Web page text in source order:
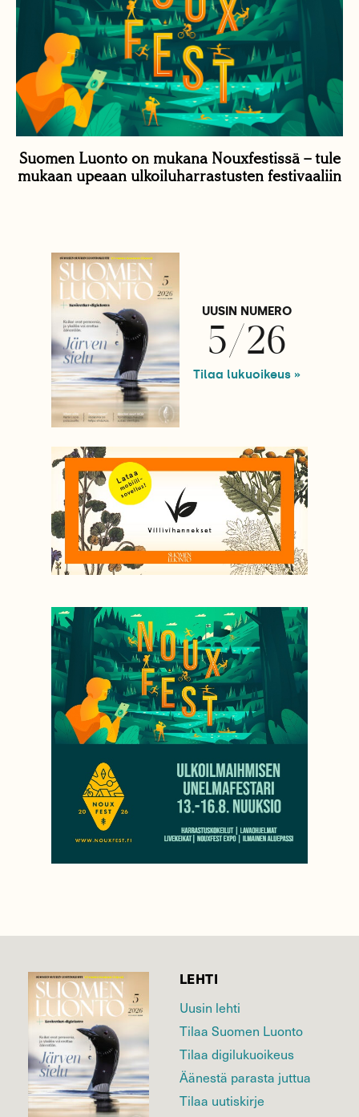
Suomen Luonto on mukana Nouxfestissä – tule
mukaan upeaan ulkoiluharrastusten festivaaliin
UUSIN NUMERO
5/26
Tilaa lukuoikeus »
LEHTI
Uusin lehti
Tilaa Suomen Luonto
Tilaa digilukuoikeus
Äänestä parasta juttua
Tilaa uutiskirje